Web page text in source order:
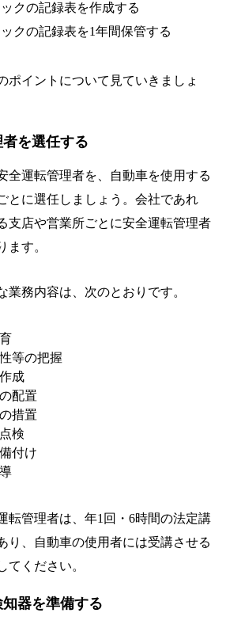
クの記録表を作成する
クの記録表を1年間保管する
ポイントについて見ていきましょ
者を選任する
全運転管理者を、自動車を使用する
とに選任しましょう。会社であれ
支店や営業所ごとに安全運転管理者
ます。
業務内容は、次のとおりです。
等の把握
成
配置
措置
検
付け
転管理者は、年1回・6時間の法定講
り、自動車の使用者には受講させる
てください。
知器を準備する